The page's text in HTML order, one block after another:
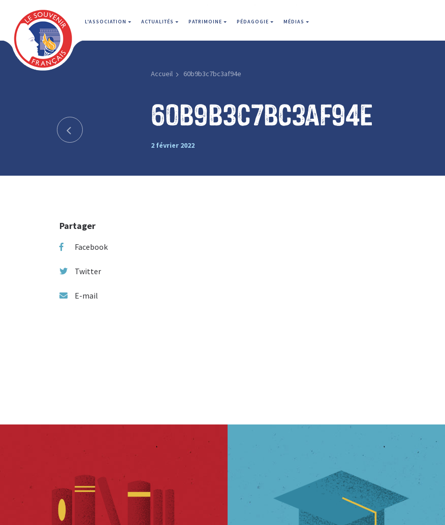
L'ASSOCIATION ACTUALITÉS PATRIMOINE PÉDAGOGIE MÉDIAS
Accueil 60b9b3c7bc3af94e
60b9b3c7bc3af94e
2 février 2022
Partager
Facebook
Twitter
E-mail